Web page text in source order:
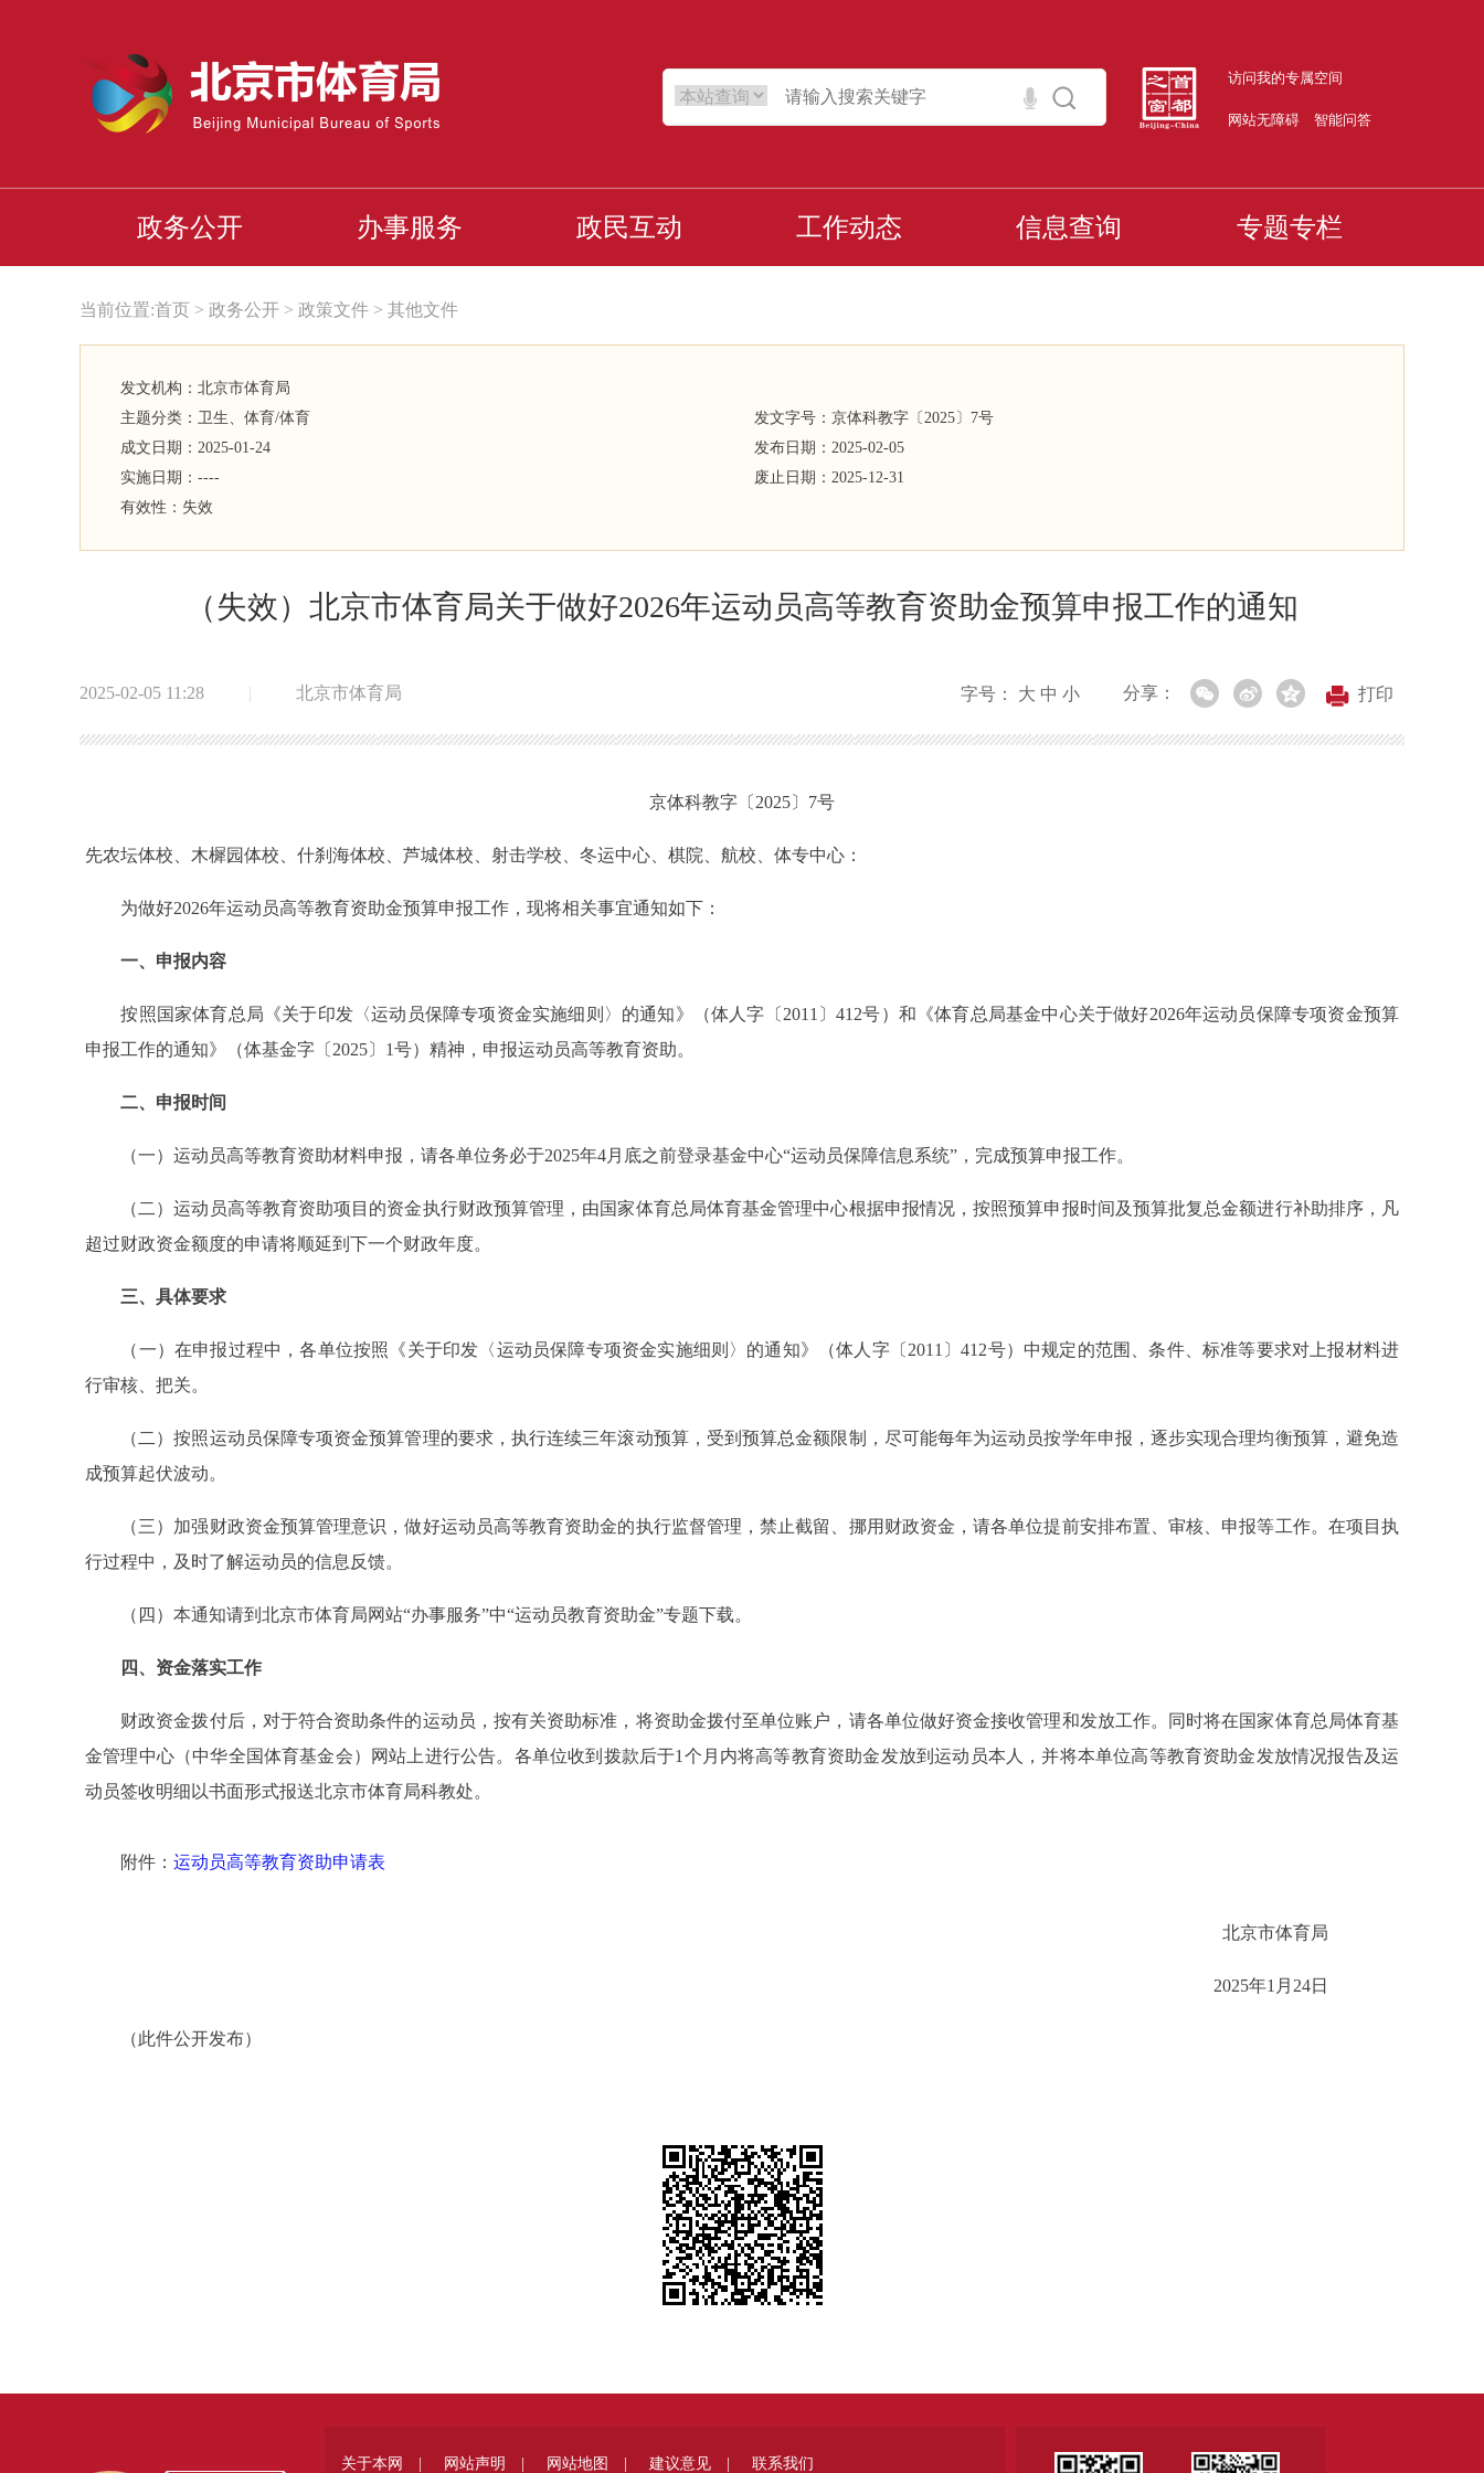
访问我的专属空间
网站无障碍 智能问答
政务公开 办事服务 政民互动 工作动态 信息查询 专题专栏
当前位置:首页 > 政务公开 > 政策文件 > 其他文件
发文机构：北京市体育局
主题分类：卫生、体育/体育 发文字号：京体科教字 〔2025 〕 7号
成文日期：2025-01-24 发布日期：2025-02-05
实施日期：---- 废止日期：2025-12-31
有效性： 失效
（失效） 北京市体育局关于做好2026年运动员高等教育资助金预算申报工作的通知
2025-02-05 11:28 | 北京市体育局 字号： 大 中 小 分享： 打印
京体科教字〔2025〕7号
先农坛体校、木樨园体校、什刹海体校、芦城体校、射击学校、冬运中心、棋院、航校、体专中心：
为做好2026年运动员高等教育资助金预算申报工作，现将相关事宜通知如下：
一、申报内容
按照国家体育总局《关于印发〈运动员保障专项资金实施细则〉的通知》（体人字〔2011〕412号）和《体育总局基金中心关于做好2026年运动员保障专项资金预算
申报工作的通知》（体基金字〔2025〕1号）精神，申报运动员高等教育资助。
二、申报时间
（一）运动员高等教育资助材料申报，请各单位务必于2025年4月底之前登录基金中心“运动员保障信息系统”，完成预算申报工作。
（二）运动员高等教育资助项目的资金执行财政预算管理，由国家体育总局体育基金管理中心根据申报情况，按照预算申报时间及预算批复总金额进行补助排序，凡
超过财政资金额度的申请将顺延到下一个财政年度。
三、具体要求
（一）在申报过程中，各单位按照《关于印发〈运动员保障专项资金实施细则〉的通知》（体人字〔2011〕412号）中规定的范围、条件、标准等要求对上报材料进
行审核、把关。
（二）按照运动员保障专项资金预算管理的要求，执行连续三年滚动预算，受到预算总金额限制，尽可能每年为运动员按学年申报，逐步实现合理均衡预算，避免造
成预算起伏波动。
（三）加强财政资金预算管理意识，做好运动员高等教育资助金的执行监督管理，禁止截留、挪用财政资金，请各单位提前安排布置、审核、申报等工作。在项目执
行过程中，及时了解运动员的信息反馈。
（四）本通知请到北京市体育局网站“办事服务”中“运动员教育资助金”专题下载。
四、资金落实工作
财政资金拨付后，对于符合资助条件的运动员，按有关资助标准，将资助金拨付至单位账户，请各单位做好资金接收管理和发放工作。同时将在国家体育总局体育基
金管理中心（中华全国体育基金会）网站上进行公告。各单位收到拨款后于1个月内将高等教育资助金发放到运动员本人，并将本单位高等教育资助金发放情况报告及运
动员签收明细以书面形式报送北京市体育局科教处。
附件： 运动员高等教育资助申请表
北京市体育局
2025年1月24日
（此件公开发布）
关于本网 | 网站声明 | 网站地图 | 建议意见 | 联系我们